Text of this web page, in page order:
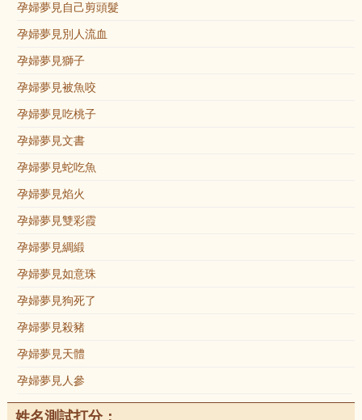
孕婦夢見自己剪頭髮
孕婦夢見別人流血
孕婦夢見獅子
孕婦夢見被魚咬
孕婦夢見吃桃子
孕婦夢見文書
孕婦夢見蛇吃魚
孕婦夢見焰火
孕婦夢見雙彩霞
孕婦夢見綢緞
孕婦夢見如意珠
孕婦夢見狗死了
孕婦夢見殺豬
孕婦夢見天體
孕婦夢見人參
姓名測試打分：